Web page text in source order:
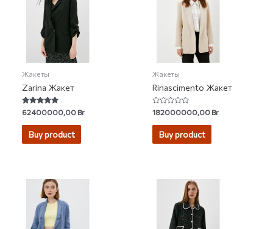
Жакеты
Zarina Жакет
Rated
5.00
out of 5
62400000,00Br
Buy product
Жакеты
Rinascimento Жакет
Rated
0
out
182000000,00Br
Buy product